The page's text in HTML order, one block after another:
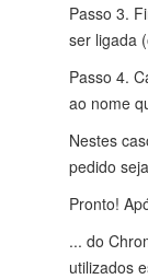
Passo 3.
ser ligada
Passo 4.
ao nome
Nestes
pedido
Pronto!
... do
utilizados